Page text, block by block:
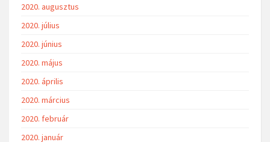
2020. augusztus
2020. július
2020. június
2020. május
2020. április
2020. március
2020. február
2020. január